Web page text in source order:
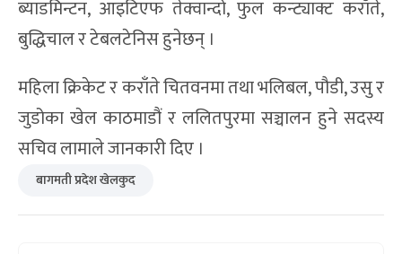
ब्याडमिन्टन, आइटिएफ तेक्वान्दो, फुल कन्ट्याक्ट कराँते,
बुद्धिचाल र टेबलटेनिस हुनेछन् ।
महिला क्रिकेट र कराँते चितवनमा तथा भलिबल, पौडी, उसु र
जुडोका खेल काठमाडौं र ललितपुरमा सञ्चालन हुने सदस्य
सचिव लामाले जानकारी दिए ।
बागमती प्रदेश खेलकुद